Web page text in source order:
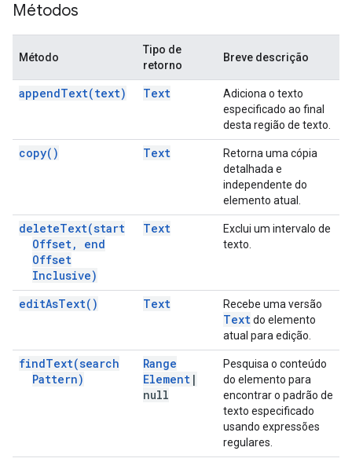
Métodos
Método
Tipo de
retorno
Breve descrição
appendText(text) Text
Adiciona o texto
especificado ao final
desta região de texto.
copy( ) Text
Retorna uma cópia
detalhada e
independente do
elemento atual.
deleteText(start
Offset,
end
Offset
Inclusive)
Text
Exclui um intervalo de
texto.
editAsText( ) Text Recebe uma versão
Textdo elemento
atual para edição.
findText(search
Pattern)
Range
Element |
null
Pesquisa o conteúdo
do elemento para
encontrar o padrão de
texto especificado
usando expressões
regulares.